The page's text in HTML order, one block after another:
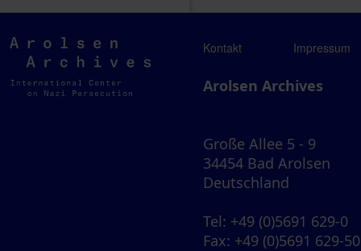
Arolsen
Archives
Kontakt Impressum
Arolsen Archives
Große Allee 5 - 9
34454 Bad Arolsen
Deutschland
Tel: +49 (0)5691 629-0
Fax: +49 (0)5691 629-